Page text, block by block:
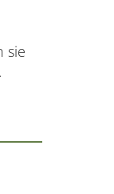
sie